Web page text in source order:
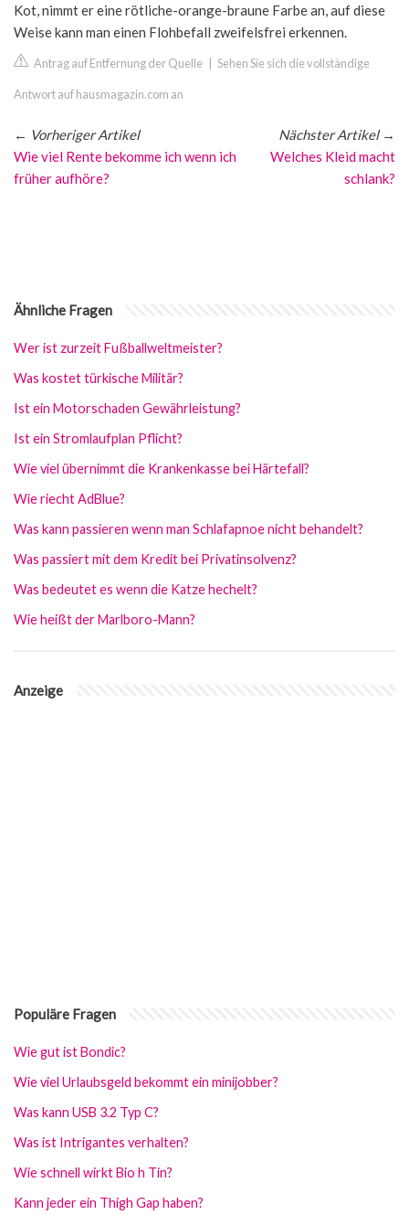
Kot, nimmt er eine rötliche-orange-braune Farbe an, auf diese
Weise kann man einen Flohbefall zweifelsfrei erkennen.
Antrag auf Entfernung der Quelle Sehen Sie sich die vollständige
Antwort auf hausmagazin.com an
← Vorheriger Artikel
Wie viel Rente bekomme ich wenn ich
früher aufhöre?
Nächster Artikel→
Welches Kleid macht
schlank?
Ähnliche Fragen
Wer ist zurzeit Fußballweltmeister?
Was kostet türkische Militär?
Ist ein Motorschaden Gewährleistung?
Ist ein Stromlaufplan Pflicht?
Wie viel übernimmt die Krankenkasse bei Härtefall?
Wie riecht AdBlue?
Was kann passieren wenn man Schlafapnoe nicht behandelt?
Was passiert mit dem Kredit bei Privatinsolvenz?
Was bedeutet es wenn die Katze hechelt?
Wie heißt der Marlboro-Mann?
Anzeige
Populäre Fragen
Wie gut ist Bondic?
Wie viel Urlaubsgeld bekommt ein minijobber?
Was kann USB 3.2 Typ C?
Was ist Intrigantes verhalten?
Wie schnell wirkt Bio h Tin?
Kann jeder ein Thigh Gap haben?